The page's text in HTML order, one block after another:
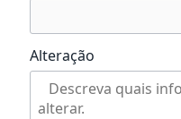
Alteração